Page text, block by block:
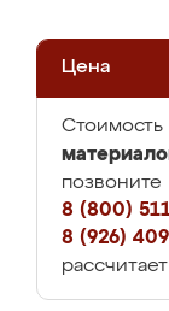
Цена
Стоимость
8 (800)
8 (926)